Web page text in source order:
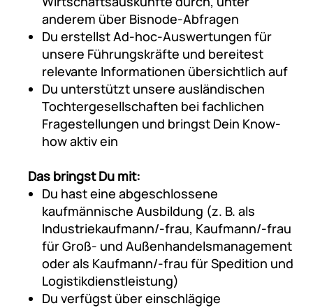
anderem über Bisnode-Abfragen
Du erstellst Ad-hoc-Auswertungen für
unsere Führungskräfte und bereitest
relevante Informationen übersichtlich auf
Du unterstützt unsere ausländischen
Tochtergesellschaften bei fachlichen
Fragestellungen und bringst Dein Know-
how aktiv ein
Das bringst Du mit:
Du hast eine abgeschlossene
kaufmännische Ausbildung (z. B. als
Industriekaufmann/-frau, Kaufmann/-frau
für Groß- und Außenhandelsmanagement
oder als Kaufmann/-frau für Spedition und
Logistikdienstleistung)
Du verfügst über einschlägige